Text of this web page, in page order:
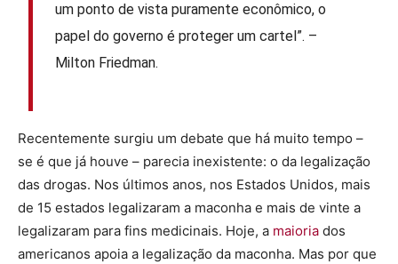
um ponto de vista puramente econômico, o
papel do governo é proteger um cartel”. –
Milton Friedman.
Recentemente surgiu um debate que há muito tempo –
se é que já houve – parecia inexistente: o da legalização
das drogas. Nos últimos anos, nos Estados Unidos, mais
de 15 estados legalizaram a maconha e mais de vinte a
legalizaram para fins medicinais. Hoje, a maioria dos
americanos apoia a legalização da maconha. Mas por que